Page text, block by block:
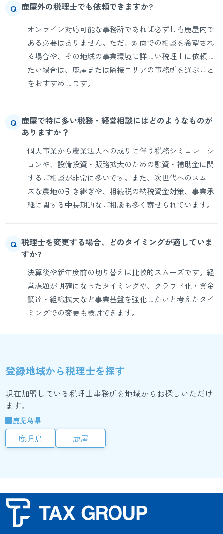
Q 鹿屋外の税理士でも依頼できますか?
オンライン対応可能な事務所であれば必ずしも鹿屋内で
ある必要はありません。ただ、対面での相談を希望され
る場合や、その地域の事業環境に詳しい税理士に依頼し
たい場合は、鹿屋または隣接エリアの事務所を選ぶこと
をおすすめします。
Q 鹿屋で特に多い税務・経営相談にはどのようなものが
ありますか？
個人事業から農業法人への成りに伴う税務シミュレーシ
ョンや、設備投資・販路拡大のための融資・補助金に関
するご相談が非常に多いです。また、次世代へのスムー
ズな農地の引き継ぎや、相続税の納税資金対策、事業承
継に関する中長期的なご相談も多く寄せられています。
Q 税理士を変更する場合、どのタイミングが適していま
すか?
決算後や新年度前の切り替えは比較的スムーズです。経
営課題が明確になったタイミングや、クラウド化・資金
調達・組織拡大など事業基盤を強化したいと考えたタイ
ミングでの変更も検討できます。
登録地域から税理士を探す
現在加盟している税理士事務所を地域からお探しいただけ
ます。
鹿児島県
鹿児島 鹿屋